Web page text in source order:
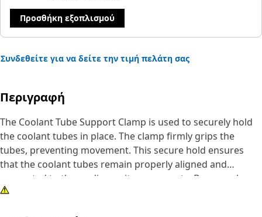
Προσθήκη εξοπλισμού
Συνδεθείτε για να δείτε την τιμή πελάτη σας
Περιγραφή
The Coolant Tube Support Clamp is used to securely hold
the coolant tubes in place. The clamp firmly grips the
tubes, preventing movement. This secure hold ensures
that the coolant tubes remain properly aligned and
connected to the cooling unit components. By securely
holding the coolant tubes in position, it minimizes the risk